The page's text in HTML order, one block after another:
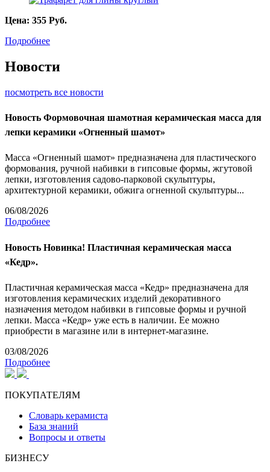
Цена: 355 Руб.
Подробнее
Новости
посмотреть все новости
Новость Формовочная шамотная керамическая масса для
лепки керамики «Огненный шамот»
Масса «Огненный шамот» предназначена для пластического
формования, ручной набивки в гипсовые формы, жгутовой
лепки, изготовления садово-парковой скульптуры,
архитектурной керамики, обжига огненной скульптуры...
06/08/2026
Подробнее
Новость Новинка! Пластичная керамическая масса
«Кедр».
Пластичная керамическая масса «Кедр» предназначена для
изготовления керамических изделий декоративного
назначения методом набивки в гипсовые формы и ручной
лепки. Масса «Кедр» уже есть в наличии. Ее можно
приобрести в магазине или в интернет-магазине.
03/08/2026
Подробнее
ПОКУПАТЕЛЯМ
Словарь керамиста
База знаний
Вопросы и ответы
БИЗНЕСУ